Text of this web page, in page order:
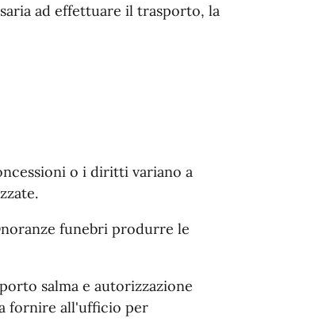
ad effettuare il trasporto, la
o i diritti variano a
funebri produrre le
salma e autorizzazione
fornire all'ufficio per